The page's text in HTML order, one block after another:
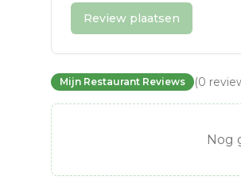
Review plaatsen
Mijn Restaurant Reviews (0
Nog